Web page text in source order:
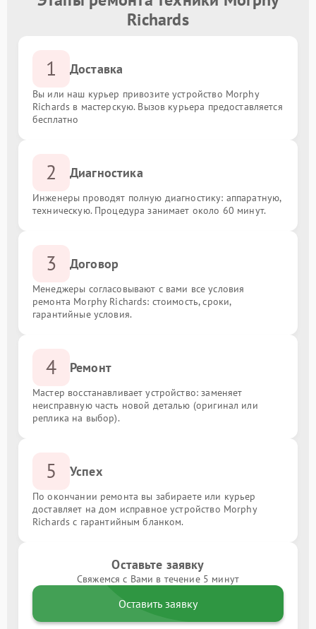
Richards
1 Доставка
Вы или наш курьер привозите устройство Morphy
Richards в мастерскую. Вызов курьера предоставляется
бесплатно
2 Диагностика
Инженеры проводят полную диагностику: аппаратную,
техническую. Процедура занимает около 60 минут.
3 Договор
Менеджеры согласовывают с вами все условия
ремонта Morphy Richards: стоимость, сроки,
гарантийные условия.
4 Ремонт
Мастер восстанавливает устройство: заменяет
неисправную часть новой деталью (оригинал или
реплика на выбор).
5 Успех
По окончании ремонта вы забираете или курьер
доставляет на дом исправное устройство Morphy
Richards с гарантийным бланком.
Оставьте заявку
Свяжемся с Вами в течение 5 минут
Оставить заявку